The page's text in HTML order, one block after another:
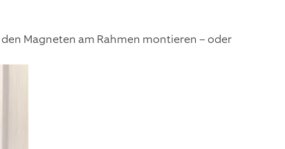
Magneten am Rahmen montieren – oder